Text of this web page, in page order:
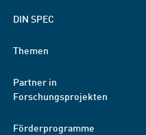
DIN SPEC
Themen
Partner in
Forschungsprojekten
Förderprogramme